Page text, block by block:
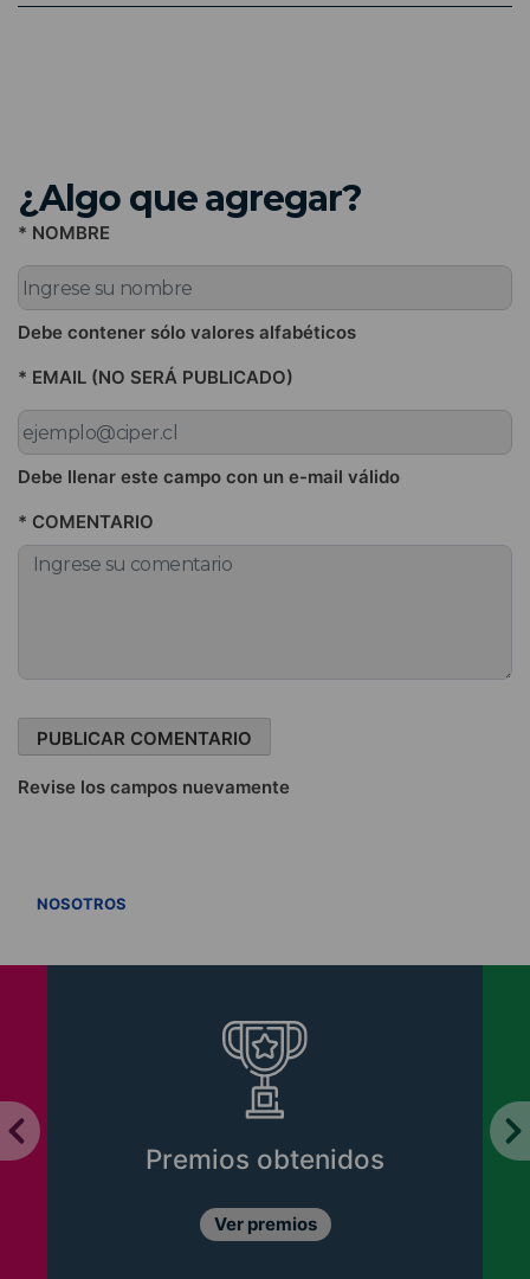
¿Algo que agregar?
* NOMBRE
Debe contener sólo valores alfabéticos
* EMAIL (NO SERÁ PUBLICADO)
Debe llenar este campo con un e-mail válido
* COMENTARIO
Revise los campos nuevamente
NOSOTROS
Premios obtenidos
Ver premios